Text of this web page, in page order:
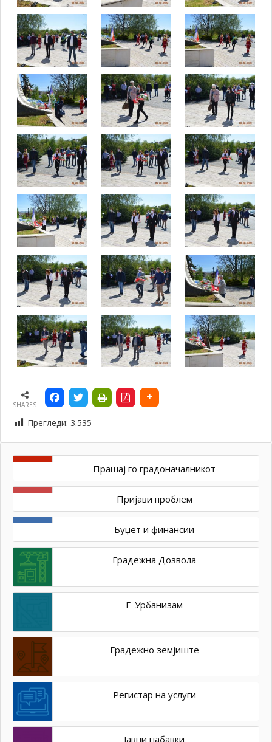
SHARES
Прегледи: 3.535
Прашај го градоначалникот
Пријави проблем
Буџет и финансии
Градежна Дозвола
Е-Урбанизам
Градежно земјиште
Регистар на услуги
Јавни набавки